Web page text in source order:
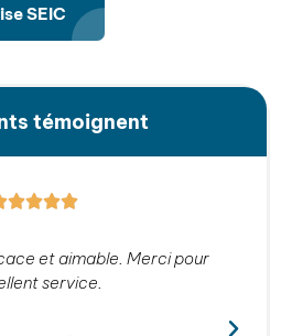
SEIC
témoignent
et aimable. Merci pour
service.